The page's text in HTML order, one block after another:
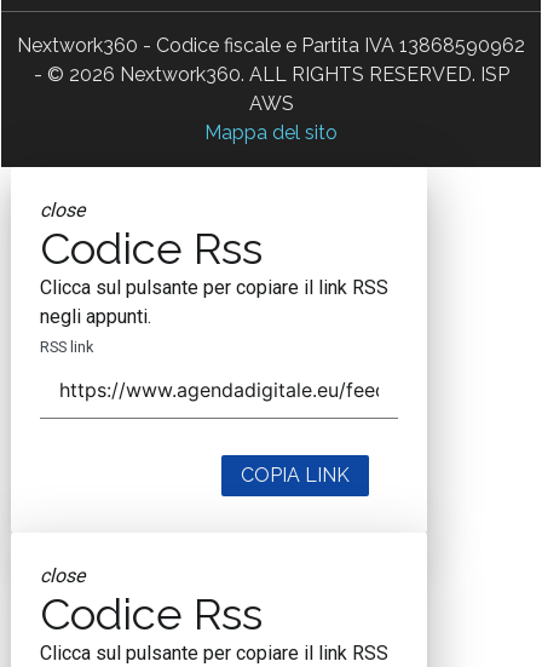
Nextwork360 - Codice fiscale e Partita IVA 13868590962
- © 2026 Nextwork360. ALL RIGHTS RESERVED. ISP
AWS
Mappa del sito
close
Codice Rss
Clicca sul pulsante per copiare il link RSS
negli appunti.
RSS link
COPIA LINK
close
Codice Rss
Clicca sul pulsante per copiare il link RSS